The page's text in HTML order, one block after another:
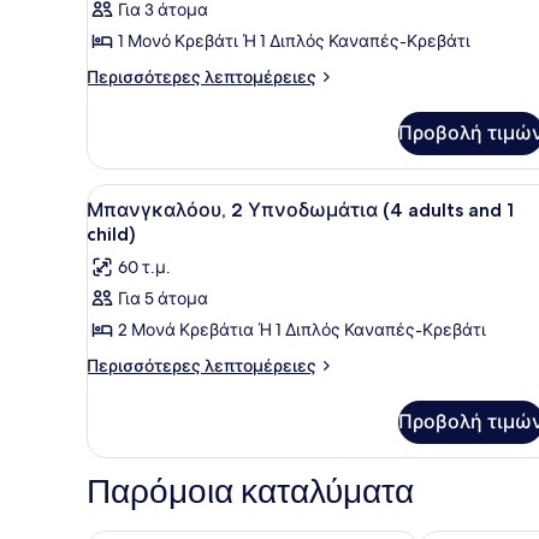
φωτογραφιών
για
Μπανγκαλόου,
(3
adults)
Για 3 άτομα
1 Μονό Κρεβάτι Ή 1 Διπλός Καναπές-Κρεβάτι
Περισσότερες λεπτομέρειες
Περισσότερες
1
Υπνοδωμάτιο
(3
adults)
Προβολή
Προβολή
όλων
των
φωτογραφιών
για
Μπανγκαλόου,
2
adults
and
1
child)
1 υπνοδωμάτιο, γραφείο,
15
Μπανγκαλόου, 2 Υπνοδωμάτια (4 adults and 1
child)
60 τ.μ.
Για 5 άτομα
2 Μονά Κρεβάτια Ή 1 Διπλός Καναπές-Κρεβάτι
Περισσότερες λεπτομέρειες
Περισσότερες
2
Υπνοδωμάτια
adults
Προβολή
Παρόμοια καταλύματα